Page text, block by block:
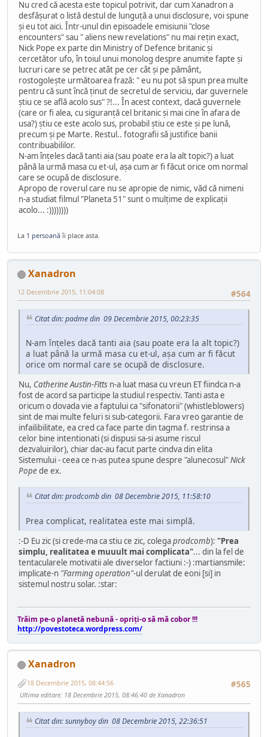
Nu cred că acesta este topicul potrivit, dar cum Xanadron a
desfăşurat o listă destul de lunguţă a unui disclosure, voi spune
şi eu tot aici. Într-unul din episoadele emisiunii "close
encounters" sau " aliens new revelations" nu mai reţin exact,
Nick Pope ex parte din Ministry of Defence britanic şi
cercetător ufo, în toiul unui monolog despre anumite fapte şi
lucruri care se petrec atât pe cer cât şi pe pământ,
rostogoleşte următoarea frază: " eu nu pot să spun prea multe
pentru că sunt încă ţinut de secretul de serviciu, dar guvernele
ştiu ce se află acolo sus" ?!... În acest context, dacă guvernele
(care or fi alea, cu siguranţă cel britanic şi mai cine în afara de
usa?) ştiu ce este acolo sus, probabil ştiu ce este şi pe lună,
precum şi pe Marte. Restul.. fotografii să justifice banii
contribuabililor.
N-am înţeles dacă tanti aia (sau poate era la alt topic?) a luat
până la urmă masa cu et-ul, aşa cum ar fi făcut orice om normal
care se ocupă de disclosure.
Apropo de roverul care nu se apropie de nimic, văd că nimeni
n-a studiat filmul "Planeta 51" sunt o mulţime de explicaţii
acolo... :))))))))
La 1 persoanăîi place asta.
Xanadron
#564
12 Decembrie 2015, 11:04:08
Citat din: padme din 09 Decembrie 2015, 00:23:35
N-am înţeles dacă tanti aia (sau poate era la alt topic?)
a luat până la urmă masa cu et-ul, aşa cum ar fi făcut
orice om normal care se ocupă de disclosure.
Nu, Catherine Austin-Fitts n-a luat masa cu vreun ET fiindca n-a
fost de acord sa participe la studiul respectiv. Tanti asta e
oricum o dovada vie a faptului ca "sifonatorii" (whistleblowers)
sint de mai multe feluri si sub-categorii. Fara vreo garantie de
infailibilitate, ea cred ca face parte din tagma f. restrinsa a
celor bine intentionati (si dispusi sa-si asume riscul
dezvaluirilor), chiar dac-au facut parte cindva din elita
Sistemului - ceea ce n-as putea spune despre "alunecosul"Nick
Popede ex.
Citat din: prodcomb din 08 Decembrie 2015, 11:58:10
Prea complicat, realitatea este mai simplă.
:-D Eu zic (si crede-ma ca stiu ce zic, colegaprodcomb): "Prea
simplu, realitatea e muuult mai complicata"... din la fel de
tentacularele motivatii ale diverselor factiuni :-) :martiansmile:
implicate-n "Farming operation"-ul derulat de eoni [si] in
sistemul nostru solar. :star:
Trăim pe-o planetă nebună - opriţi-o să mă cobor !!!
http://povestoteca.wordpress.com/
Xanadron
#565
18 Decembrie 2015, 08:44:56
Ultima editare: 18 Decembrie 2015, 08:46:40 de Xanadron
Citat din: sunnyboy din 08 Decembrie 2015, 22:36:51